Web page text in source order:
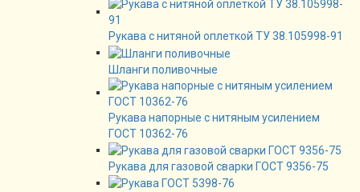
Рукава с нитяной оплеткой ТУ 38.105998-91
Шланги поливочные
Рукава напорные с нитяным усилением
ГОСТ 10362-76
Рукава для газовой сварки ГОСТ 9356-75